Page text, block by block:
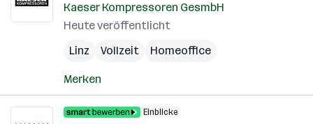
Kaeser Kompressoren GesmbH
Heute veröffentlicht
Linz
Vollzeit Homeoffice
Merken
Einblicke